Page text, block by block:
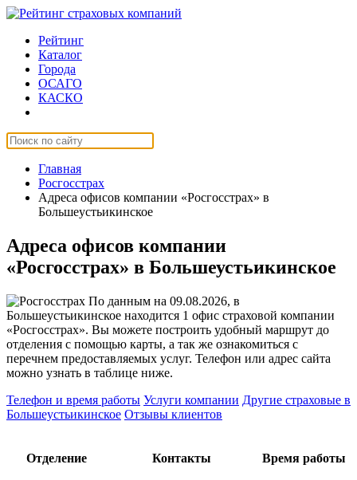
Рейтинг
Каталог
Города
ОСАГО
КАСКО
Главная
Росгосстрах
Адреса офисов компании «Росгосстрах» в
Большеустьикинское
Адреса офисов компании
«Росгосстрах» в Большеустьикинское
По данным на 09.08.2026, в
Большеустьикинское находится 1 офис страховой компании
«Росгосстрах». Вы можете построить удобный маршрут до
отделения с помощью карты, а так же ознакомиться с
перечнем предоставляемых услуг. Телефон или адрес сайта
можно узнать в таблице ниже.
Телефон и время работы Услуги компании Другие страховые в
Большеустьикинское Отзывы клиентов
Отделение Контакты Время работы